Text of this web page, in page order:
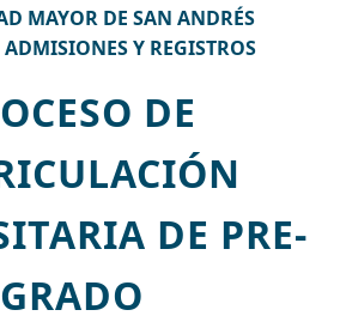
MAYOR DE SAN ANDRÉS
ADMISIONES Y REGISTROS
DE
DE PRE-
GRADO